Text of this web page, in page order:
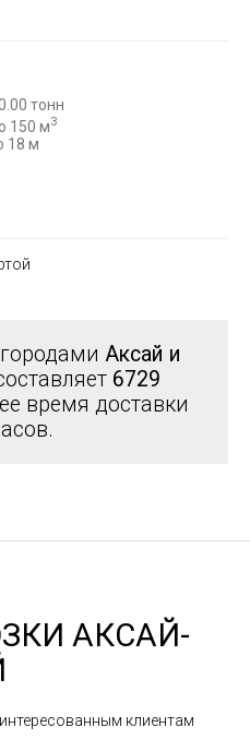
тонн
150 м3
18 м
Аксай и
6729
время доставки
АКСАЙ-
клиентам